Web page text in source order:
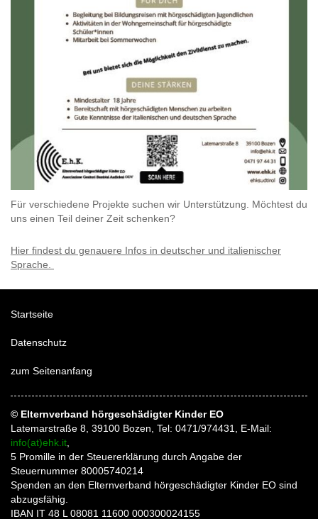
Für verschiedene Projekte suchen wir Unterstützung. Möchtest du
uns einen Teil deiner Zeit schenken?
Hier findest du genauere Infos in deutscher und italienischer
Sprache.
Startseite
Datenschutz
zum Seitenanfang
© Elternverband hörgeschädigter Kinder EO
Latemarstraße 8, 39100 Bozen, Tel: 0471/974431, E-Mail:
info(at)ehk.it
5 Promille in der Steuererklärung durch Angabe der
Steuernummer 80005740214
Spenden an den Elternverband hörgeschädigter Kinder EO sind
abzugsfähig.
IBAN IT 48 L 08081 11600 000300024155